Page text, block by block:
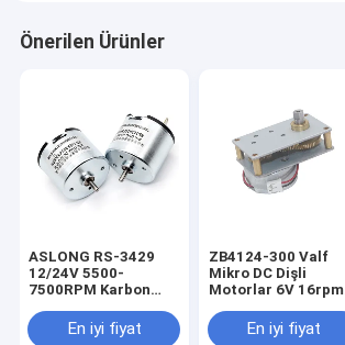
Önerilen Ürünler
ASLONG RS-3429
12/24V 5500-
7500RPM Karbon
Mikro Motor DC
Yüksek Hızlı Motor
En iyi fiyat
ZB4124-300 Valf
Mikro DC Dişli
Motorlar 6V 16rpm
En iyi fiyat